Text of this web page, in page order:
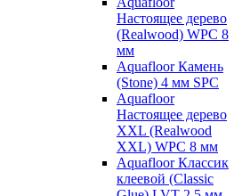
Настоящее дерево
(Realwood) WPC 8
мм
Aquafloor Камень
(Stone) 4 мм SPC
Aquafloor
Настоящее дерево
XXL (Realwood
XXL) WPC 8 мм
Aquafloor Классик
клеевой (Classic